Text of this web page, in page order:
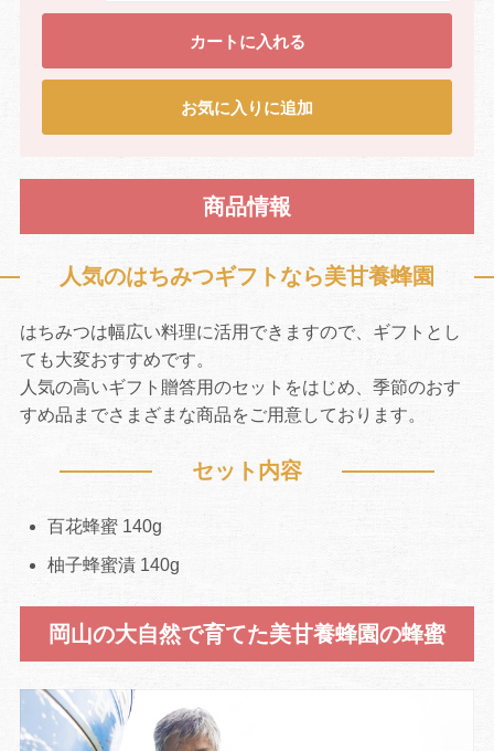
カートに入れる
お気に入りに追加
商品情報
人気のはちみつギフトなら美甘養蜂園
はちみつは幅広い料理に活用できますので、ギフトとし
ても大変おすすめです。
人気の高いギフト贈答用のセットをはじめ、季節のおす
すめ品までさまざまな商品をご用意しております。
セット内容
百花蜂蜜 140g
柚子蜂蜜漬 140g
岡山の大自然で育てた美甘養蜂園の蜂蜜